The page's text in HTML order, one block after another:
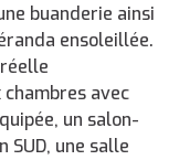
buanderie ainsi
ensoleillée.
avec
un salon-
SUD, une salle